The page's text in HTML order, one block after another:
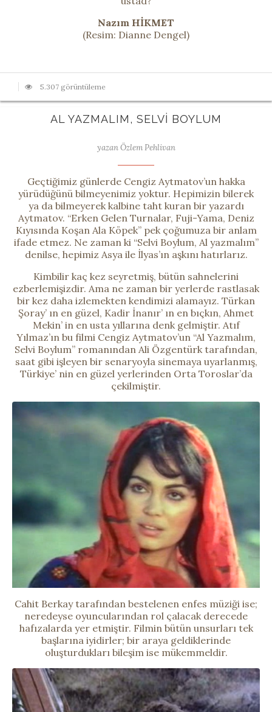
Nazım HİKMET
(Resim: Dianne Dengel)
5.307 görüntüleme
AL YAZMALIM, SELVI BOYLUM
yazan Özlem Pehlivan
Geçtiğimiz günlerde Cengiz Aytmatov’un hakka
yürüdüğünü bilmeyenimiz yoktur. Hepimizin bilerek
ya da bilmeyerek kalbine taht kuran bir yazardı
Aytmatov. “Erken Gelen Turnalar, Fuji-Yama, Deniz
Kıyısında Koşan Ala Köpek” pek çoğumuza bir anlam
ifade etmez. Ne zaman ki “Selvi Boylum, Al yazmalım”
denilse, hepimiz Asya ile İlyas’ın aşkını hatırlarız.
Kimbilir kaç kez seyretmiş, bütün sahnelerini
ezberlemişizdir. Ama ne zaman bir yerlerde rastlasak
bir kez daha izlemekten kendimizi alamayız. Türkan
Şoray’ ın en güzel, Kadir İnanır’ ın en bıçkın, Ahmet
Mekin’ in en usta yıllarına denk gelmiştir. Atıf
Yılmaz’ın bu filmi Cengiz Aytmatov’un “Al Yazmalım,
Selvi Boylum” romanından Ali Özgentürk tarafından,
saat gibi işleyen bir senaryoyla sinemaya uyarlanmış,
Türkiye’ nin en güzel yerlerinden Orta Toroslar’da
çekilmiştir.
Cahit Berkay tarafından bestelenen enfes müziği ise;
neredeyse oyuncularından rol çalacak derecede
hafızalarda yer etmiştir. Filmin bütün unsurları tek
başlarına iyidirler; bir araya geldiklerinde
oluşturdukları bileşim ise mükemmeldir.